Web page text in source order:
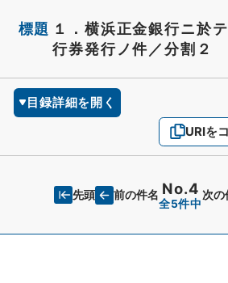
標題 １．横浜正金銀行ニ於
行券発行ノ件／分割２
目録詳細を開く
URIを
先頭 前の件名 No.4
全5件中
次の